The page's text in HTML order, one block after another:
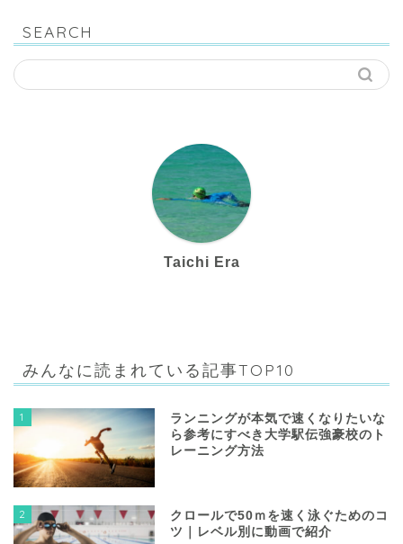
SEARCH
Taichi Era
みんなに読まれている記事TOP10
1
ランニングが本気で速くなりたいな
ら参考にすべき大学駅伝強豪校のト
レーニング方法
2
クロールで50ｍを速く泳ぐためのコ
ツ｜レベル別に動画で紹介